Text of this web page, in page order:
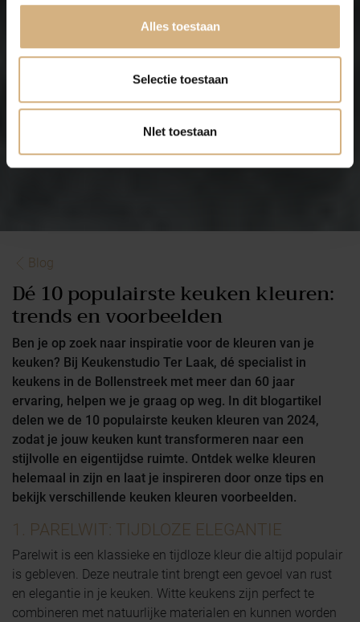
Alles toestaan
Selectie toestaan
NIet toestaan
Blog
Dé 10 populairste keuken kleuren:
trends en voorbeelden
Ben je op zoek naar inspiratie voor de kleuren van je
keuken? Bij Keukenstudio Ter Laak, dé specialist in
keukens in de Bollenstreek met meer dan 60 jaar
ervaring, helpen we je graag op weg. In dit blogartikel
delen we de 10 populairste keuken kleuren van 2024,
zodat je jouw keuken kunt transformeren naar een
stijlvolle en eigentijdse ruimte. Ontdek welke kleuren
helemaal in zijn en laat je inspireren door onze tips en
bekijk verschillende keuken kleuren voorbeelden.
1. PARELWIT: TIJDLOZE ELEGANTIE
Parelwit is een klassieke en tijdloze kleur die altijd populair
is gebleven. Deze neutrale tint brengt een gevoel van rust
en elegantie in je keuken. Witte keukens zijn perfect te
combineren met natuurlijke materialen en kunnen worden